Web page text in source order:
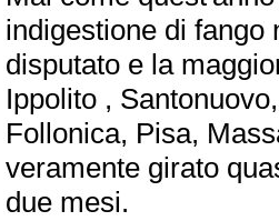
indigestione di fango
disputato e la
Ippolito ,
Follonica, Pisa,
veramente girato
due mesi.